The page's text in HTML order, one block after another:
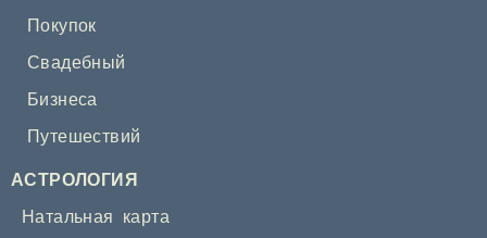
Покупок
Свадебный
Бизнеса
Путешествий
АСТРОЛОГИЯ
Натальная карта